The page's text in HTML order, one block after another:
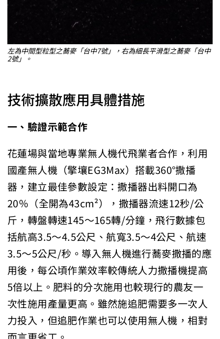
左為中間型粒型之蕎麥「台中7號」，右為細長平滑型之蕎麥「台中
2號」。
技術擴散應用具體措施
一、驗證示範合作
花蓮場與當地專業無人機代飛業者合作，利用
國產無人機（擎壤EG3Max）搭載360°撒播
器，建立最佳參數設定：撒播器出料開口為
20％（全開為43cm²），撒播器流速12秒/公
斤，轉盤轉速145～165轉/分鐘，飛行數據包
括航高3.5～4.5公尺、航寬3.5～4公尺、航速
3.5～5公尺/秒。導入無人機進行蕎麥撒播的應
用後，每公頃作業效率較傳統人力撒播機提高
5倍以上。肥料的分次施用也較現行的農友一
次性施用產量更高。雖然施追肥需要多一次人
力投入，但追肥作業也可以使用無人機，相對